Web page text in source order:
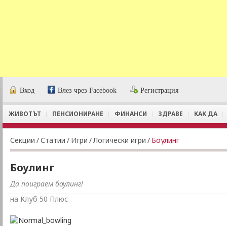
Вход Влез чрез Facebook Регистрация
ЖИВОТЪТ ПЕНСИОНИРАНЕ ФИНАНСИ ЗДРАВЕ КАК ДА
Секции /Статии / Игри /Логически игри / Боулинг
Боулинг
Да поиграем боулинг!
на Клуб 50 Плюс